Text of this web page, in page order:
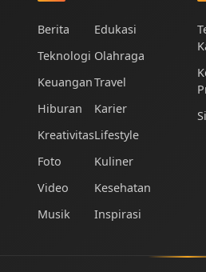
Berita
Teknologi
Keuangan
Hiburan
Kreativitas
Foto
Video
Musik
Edukasi
Olahraga
Travel
Karier
Lifestyle
Kuliner
Kesehatan
Inspirasi